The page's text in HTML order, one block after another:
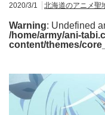
2020/3/1
北海道のアニメ聖
Warning: Undefined
/home/army/ani-
content/themes/